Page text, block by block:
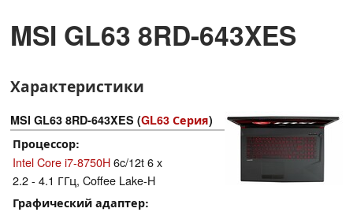
MSI GL63 8RD-643XES
Характеристики
MSI GL63 8RD-643XES (GL63 Серия)
Процессор
Intel Core i7-8750H6c/12t 6 x
2.2 - 4.1 ГГц, Coffee Lake-H
Графический адаптер